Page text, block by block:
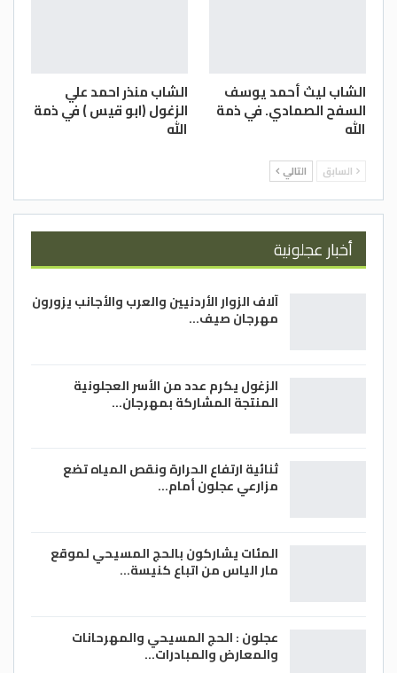
الشاب ليث أحمد يوسف
السفح الصمادي. في ذمة
الله
الشاب منذر احمد علي
الزغول (ابو قيس ) في ذمة
الله
السابق التالي
أخبار عجلونية
آلاف الزوار الأردنيين والعرب والأجانب يزورون
مهرجان صيف…
الزغول يكرم عدد من الأسر العجلونية
المنتجة المشاركة بمهرجان…
ثنائية ارتفاع الحرارة ونقص المياه تضع
مزارعي عجلون أمام…
المئات يشاركون بالحج المسيحي لموقع
مار الياس من اتباع كنيسة…
عجلون : الحج المسيحي والمهرحانات
والمعارض والمبادرات…